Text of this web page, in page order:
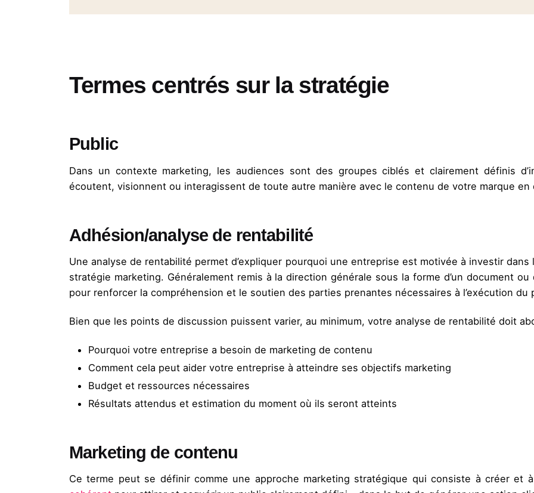
Termes centrés sur la stratégie
Public
Dans un contexte marketing, les audiences sont des groupes ciblés et clairement définis
écoutent, visionnent ou interagissent de toute autre manière avec le contenu de votre marque en
Adhésion/analyse de rentabilité
Une analyse de rentabilité permet d’expliquer pourquoi une entreprise est motivée à investir
stratégie marketing. Généralement remis à la direction générale sous la forme d’un document ou
pour renforcer la compréhension et le soutien des parties prenantes nécessaires à l’exécution du
Bien que les points de discussion puissent varier, au minimum, votre analyse de rentabilité doit
Pourquoi votre entreprise a besoin de marketing de contenu
Comment cela peut aider votre entreprise à atteindre ses objectifs marketing
Budget et ressources nécessaires
Résultats attendus et estimation du moment où ils seront atteints
Marketing de contenu
Ce terme peut se définir comme une approche marketing stratégique qui consiste à créer et